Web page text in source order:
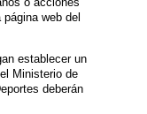
web del
establecer un
Ministerio de
deberán